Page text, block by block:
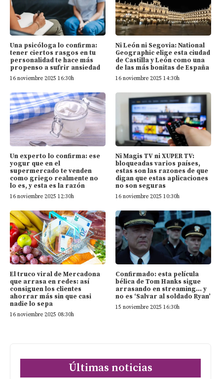
Una psicóloga lo confirma:
tener ciertos rasgos en tu
personalidad te hace más
propenso a sufrir ansiedad
16 noviembre 2025 16:30h
Ni León ni Segovia: National
Geographic elige esta ciudad
de Castilla y León como una
de las más bonitas de España
16 noviembre 2025 14:30h
Un experto lo confirma: ese
yogur que en el
supermercado te venden
como griego realmente no
lo es, y esta es la razón
16 noviembre 2025 12:30h
Ni Magis TV ni XUPER TV:
bloqueadas varios países,
estas son las razones de que
digan que estas aplicaciones
no son seguras
16 noviembre 2025 10:30h
El truco viral de Mercadona
que arrasa en redes: así
consiguen los clientes
ahorrar más sin que casi
nadie lo sepa
16 noviembre 2025 08:30h
Confirmado: esta película
bélica de Tom Hanks sigue
arrasando en streaming… y
no es ‘Salvar al soldado Ryan’
15 noviembre 2025 16:30h
Últimas noticias